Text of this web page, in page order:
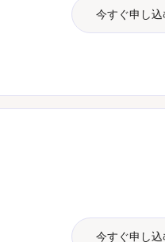
今すぐ申し込
今すぐ申し込